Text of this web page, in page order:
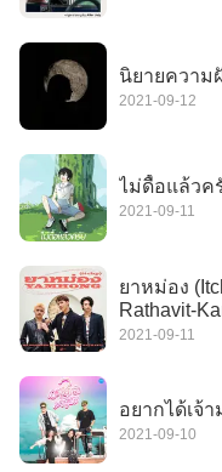
นิยายความ
2021-09-12
ไม่ดื้อแล้วค
2021-09-11
ยาหม่อง
Rathavit-
2021-09-11
อยากได้เจ้
2021-09-10